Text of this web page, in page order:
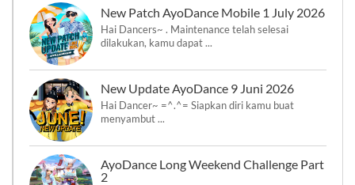
New Patch AyoDance Mobile 1 July 2026
Hai Dancers~ . Maintenance telah selesai
dilakukan, kamu dapat ...
New Update AyoDance 9 Juni 2026
Hai Dancer~ =^.^= Siapkan diri kamu buat
menyambut ...
AyoDance Long Weekend Challenge Part
2